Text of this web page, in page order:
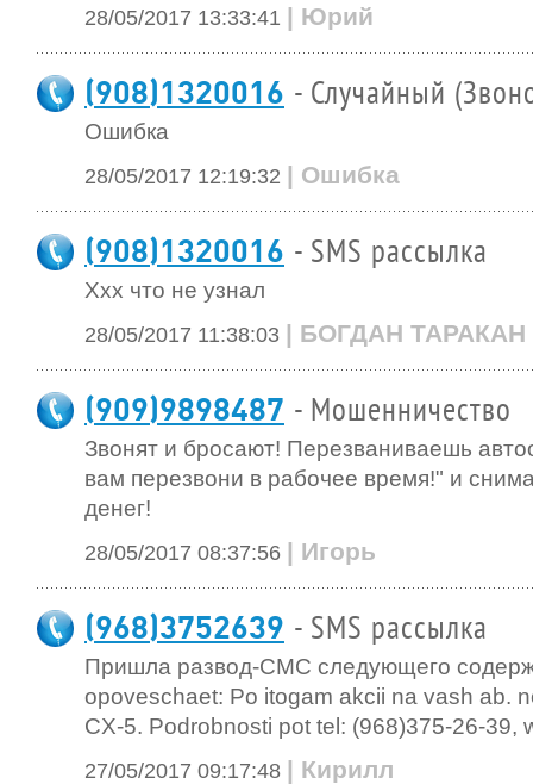
28/05/2017 13:33:41 | Юрий
(908)1320016 - Случайный
Ошибка
28/05/2017 12:19:32 | Ошибка
(908)1320016 - SMS рассылка
Ххх что не узнал
28/05/2017 11:38:03 | БОГДАН ТАРАКАН
(909)9898487 - Мошенничество
Звонят и бросают! Перезваниваешь
вам перезвони в рабочее время!" и
денег!
28/05/2017 08:37:56 | Игорь
(968)3752639 - SMS рассылка
Пришла развод-СМС следующего
opoveschaet: Po itogam akcii na vash ab.
CX-5. Podrobnosti pot tel: (968)375-26-39,
27/05/2017 09:17:48 | Кирилл